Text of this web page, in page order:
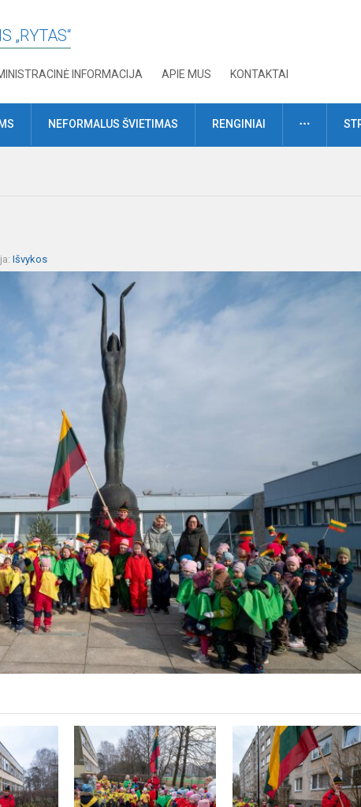
„RYTAS“
INFORMACIJA APIE MUS KONTAKTAI
NEFORMALUS ŠVIETIMAS RENGINIAI DAUGIAU
Išvykos